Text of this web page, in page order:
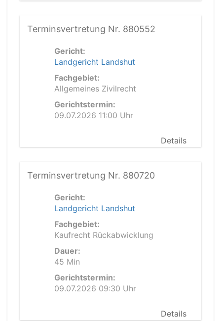
Terminsvertretung Nr. 880552
Gericht:
Landgericht Landshut
Fachgebiet:
Allgemeines Zivilrecht
Gerichtstermin:
09.07.2026 11:00 Uhr
Details
Terminsvertretung Nr. 880720
Gericht:
Landgericht Landshut
Fachgebiet:
Kaufrecht Rückabwicklung
Dauer:
45 Min
Gerichtstermin:
09.07.2026 09:30 Uhr
Details